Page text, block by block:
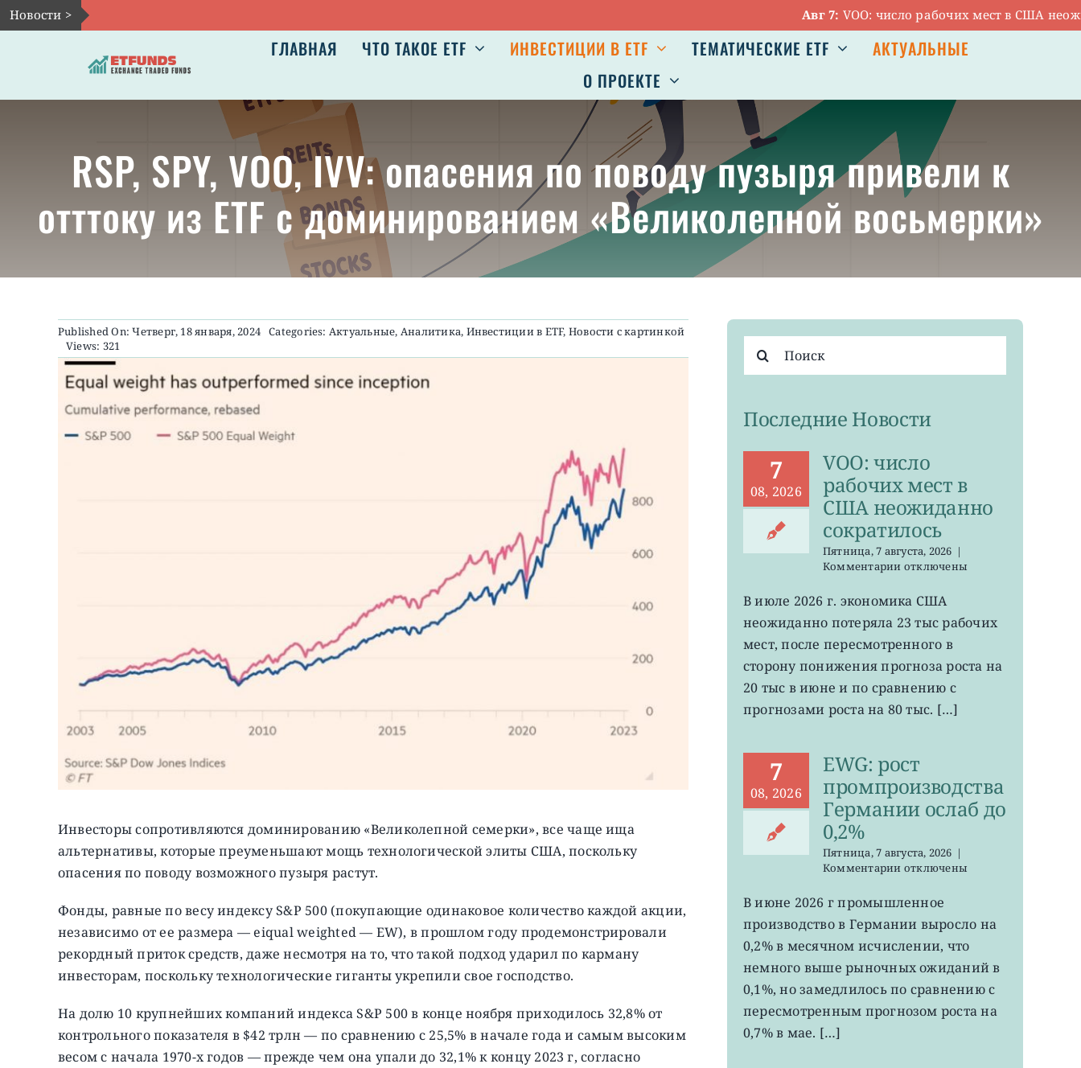
Skip
to
Новости > VOO: число рабочих мест в США неожиданно
ГЛАВНАЯ ЧТО ТАКОЕ ETF ИНВЕСТИЦИИ В ETF ТЕМАТИЧЕСКИЕ ETF
АКТУАЛЬНЫЕ
О ПРОЕКТЕ
RSP, SPY, VOO, IVV: опасения по поводу пузыря привели к
отттоку из ETF c доминированием «Великолепной восьмерки»
Published On: Четверг, 18 января, 2024 Categories: Актуальные, Аналитика, Инвестиции в ETF, Новости с картинкой
Views: 321
Инвесторы сопротивляются доминированию «Великолепной семерки», все чаще ища
альтернативы, которые преуменьшают мощь технологической элиты США, поскольку
опасения по поводу возможного пузыря растут.
Фонды, равные по весу индексу S&P 500 (покупающие одинаковое количество каждой акции,
независимо от ее размера — eiqual weighted — EW), в прошлом году продемонстрировали
рекордный приток средств, даже несмотря на то, что такой подход ударил по карману
инвесторам, поскольку технологические гиганты укрепили свое господство.
На долю 10 крупнейших компаний индекса S&P 500 в конце ноября приходилось 32,8% от
контрольного показателя в $42 трлн — по сравнению с 25,5% в начале года и самым высоким
весом с начала 1970-х годов — прежде чем она упали до 32,1% к концу 2023 г, согласно
поиска:
Последние Новости
7
08, 2026
VOO: число
рабочих мест в
США неожиданно
сократилось
Пятница, 7 августа, 2026 |
Комментариик
VOO:
рабочих
мест
США
неожиданно
сократилось
отключены
В июле 2026 г. экономика США
неожиданно потеряла 23 тыс рабочих
мест, после пересмотренного в
сторону понижения прогноза роста на
20 тыс в июне и по сравнению с
прогнозами роста на 80 тыс. […]
7
08, 2026
EWG: рост
промпроизводства
Германии ослаб до
0,2%
Пятница, 7 августа, 2026 |
Комментариик
EWG:
рост
промпроизводства
Германии
до
0,2%
отключены
В июне 2026 г промышленное
производство в Германии выросло на
0,2% в месячном исчислении, что
немного выше рыночных ожиданий в
0,1%, но замедлилось по сравнению с
пересмотренным прогнозом роста на
0,7% в мае. […]